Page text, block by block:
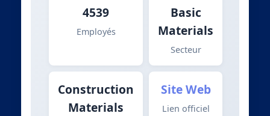
4539
Employés
Basic
Materials
Secteur
Construction
Materials
Site Web
Lien officiel